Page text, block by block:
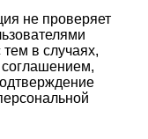
не проверяет
в случаях,